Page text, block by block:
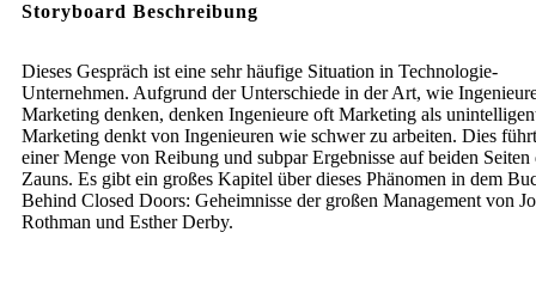
Storyboard Beschreibung
Dieses Gespräch ist eine sehr häufige Situation in Technologie-
Unternehmen. Aufgrund der Unterschiede in der Art, wie
Marketing denken, denken Ingenieure oft Marketing als
Marketing denkt von Ingenieuren wie schwer zu arbeiten. Dies
einer Menge von Reibung und subpar Ergebnisse auf beiden Seiten
Zauns. Es gibt ein großes Kapitel über dieses Phänomen in dem
Behind Closed Doors: Geheimnisse der großen Management von
Rothman und Esther Derby.